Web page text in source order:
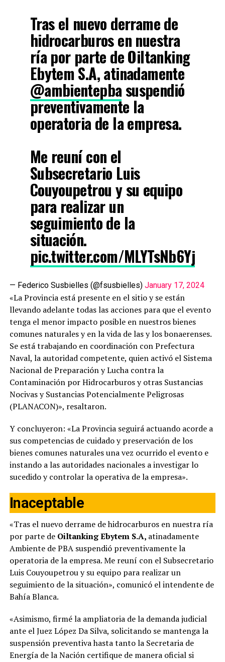
Tras el nuevo derrame de
hidrocarburos en nuestra
ría por parte de Oiltanking
Ebytem S.A, atinadamente
@ambientepbasuspendió
preventivamente la
operatoria de la empresa.
Me reuní con el
Subsecretario Luis
Couyoupetrou y su equipo
para realizar un
seguimiento de la
situación.
pic.twitter.com/MLYTsNb6Yj
— Federico Susbielles (@fsusbielles) January 17, 2024
«La Provincia está presente en el sitio y se están
llevando adelante todas las acciones para que el evento
tenga el menor impacto posible en nuestros bienes
comunes naturales y en la vida de las y los bonaerenses.
Se está trabajando en coordinación con Prefectura
Naval, la autoridad competente, quien activó el Sistema
Nacional de Preparación y Lucha contra la
Contaminación por Hidrocarburos y otras Sustancias
Nocivas y Sustancias Potencialmente Peligrosas
(PLANACON)», resaltaron.
Y concluyeron: «La Provincia seguirá actuando acorde a
sus competencias de cuidado y preservación de los
bienes comunes naturales una vez ocurrido el evento e
instando a las autoridades nacionales a investigar lo
sucedido y controlar la operativa de la empresa».
Inaceptable
«Tras el nuevo derrame de hidrocarburos en nuestra ría
por parte de Oiltanking Ebytem S.A, atinadamente
Ambiente de PBA suspendió preventivamente la
operatoria de la empresa. Me reuní con el Subsecretario
Luis Couyoupetrou y su equipo para realizar un
seguimiento de la situación», comunicó el intendente de
Bahía Blanca.
«Asimismo, firmé la ampliatoria de la demanda judicial
ante el Juez López Da Silva, solicitando se mantenga la
suspensión preventiva hasta tanto la Secretaria de
Energía de la Nación certifique de manera oficial si